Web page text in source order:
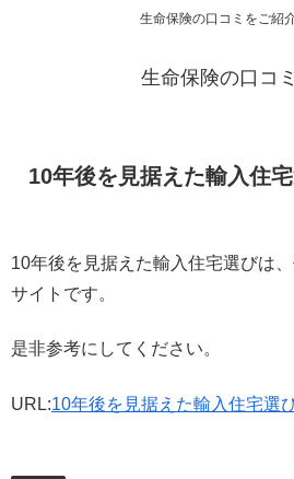
生命保険の口コミをご紹
生命保険の口コ
10年後を見据えた輸入住
10年後を見据えた輸入住宅選びは
サイトです。
是非参考にしてください。
URL:10年後を見据えた輸入住宅選